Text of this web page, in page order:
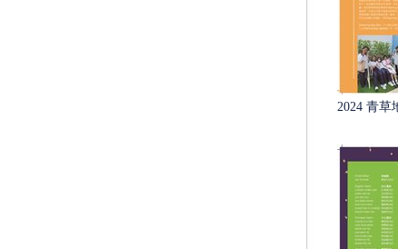
2024 青草